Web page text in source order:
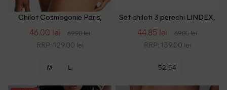
Chilot Cosmogonie Paris,
46.00 lei 69.90 lei
RRP: 129.00 lei
M L
Set chiloti 3 perechi LINDEX,
44.85 lei 69.00 lei
RRP: 139.00 lei
52-54